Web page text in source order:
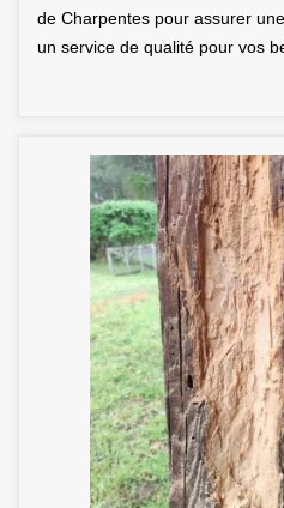
de Charpentes pour assurer
un service de qualité pour vos